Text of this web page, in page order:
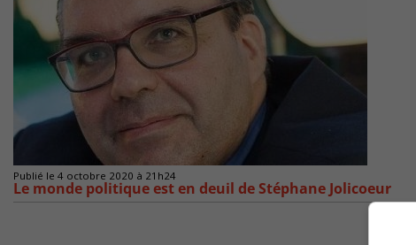
Publié le 4 octobre 2020 à 21h24
Le monde politique est en deuil de Stéphane Jolicoeur